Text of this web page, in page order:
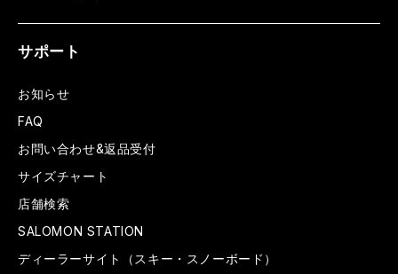
サポート
お知らせ
FAQ
お問い合わせ&返品受付
サイズチャート
店舗検索
SALOMON STATION
ディーラーサイト（スキー・スノーボード）